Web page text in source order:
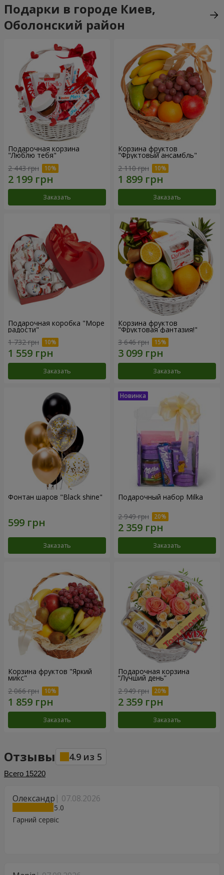
Подарки в городе Киев,
Оболонский район
Подарочная корзина
"Люблю тебя"
2 443 грн
Заказать
Корзина фруктов
"Фруктовый ансамбль"
2 110 грн
Заказать
Подарочная коробка "Море
радости"
1 732 грн
Заказать
Корзина фруктов
"Фруктовая фантазия!"
3 646 грн
Заказать
Фонтан шаров "Black shine"
Заказать
Подарочный набор Milka
2 949 грн
Заказать
Корзина фруктов "Яркий
микс"
2 066 грн
Заказать
Подарочная корзина
“Лучший день”
2 949 грн
Заказать
Отзывы 4.9 из 5
Всего 15220
Олександр 07.08.2026
5
Гарний сервіс